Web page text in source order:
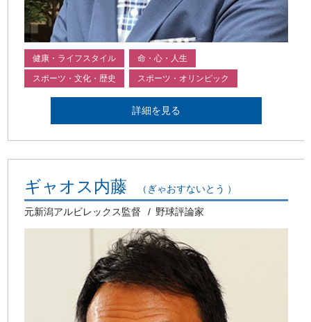
健康・ライフスタイル 命・心・人生
スポーツ・文化・歴史 スポーツ・オリンピック
詳細を見る
ギャオス内藤 （ぎゃおすないとう ）
元新潟アルビレックス監督 野球評論家